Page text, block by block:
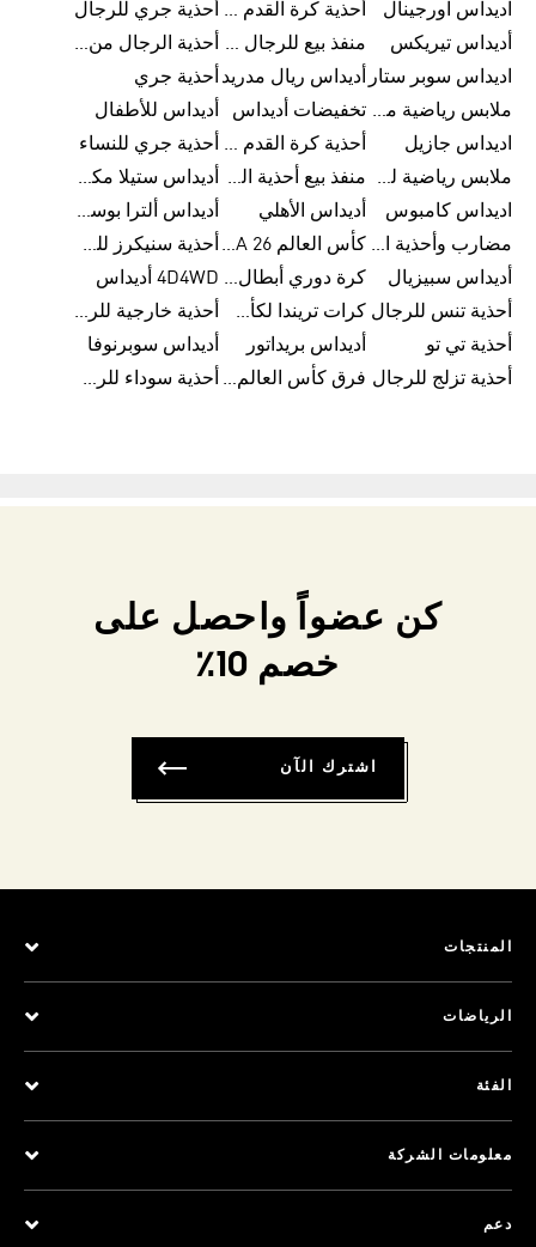
اديداس اورجينال
أحذية كرة القدم للرجال من أديداس
أحذية جري للرجال
أديداس تيريكس
منفذ بيع للرجال من أديداس
أحذية الرجال من أديداس
اديداس سوبر ستار
أديداس ريال مدريد أحذية جري
ملابس رياضية من أديداس تخفيضات أديداس
أديداس للأطفال
اديداس جازيل
أحذية كرة القدم من أديداس
أحذية جري للنساء
ملابس رياضية للأطفال من أديداس
منفذ بيع أحذية الرجال من أديداس
أديداس ستيلا مكارتني
اديداس كامبوس
أديداس الأهلي
أديداس ألترا بوست للنساء
مضارب وأحذية البادل من أديداس
كأس العالم FIFA 26™
أحذية سنيكرز للرجال من أديداس
أديداس سبيزيال
كرة دوري أبطال أوروبا من أديداس 4D4WD أديداس
أحذية تنس للرجال
كرات تريندا لكأس العالم FIFA 26™
أحذية خارجية للرجال
أحذية تي تو
أديداس بريداتور
أديداس سوبرنوفا
أحذية تزلج للرجال
فرق كأس العالم FIFA 26™ أحذية سوداء للرجال
كن عضواً واحصل على
خصم 10٪
اشترك الآن
المنتجات
الرياضات
الفئة
معلومات الشركة
دعم